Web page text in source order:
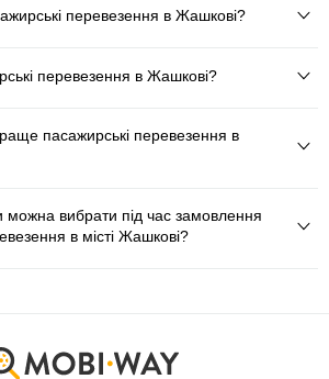
перевезення в Жашкові?
перевезення в Жашкові?
пасажирські перевезення в
можна вибрати під час замовлення
в місті Жашкові?